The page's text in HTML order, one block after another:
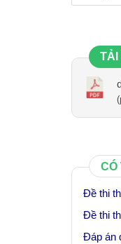
TẢI
CÓ
Đề thi
Đề thi
Đáp án